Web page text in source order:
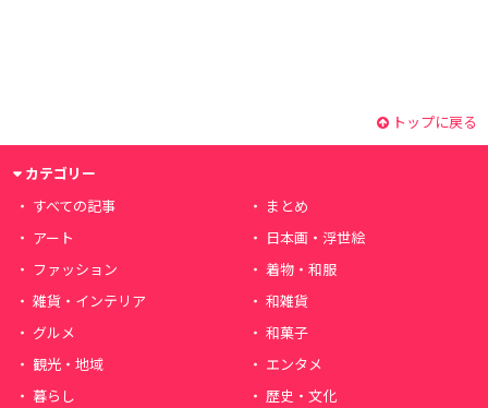
トップに戻る
カテゴリー
すべての記事
まとめ
アート
日本画・浮世絵
ファッション
着物・和服
雑貨・インテリア
和雑貨
グルメ
和菓子
観光・地域
エンタメ
暮らし
歴史・文化